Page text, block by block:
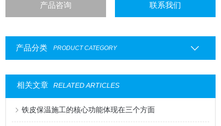
产品咨询 联系我们
产品分类 PRODUCT CATEGORY
相关文章 RELATED ARTICLES
铁皮保温施工的核心功能体现在三个方面